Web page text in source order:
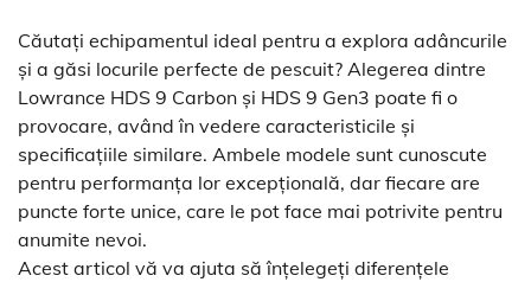
Căutați echipamentul ideal pentru a explora adâncurile
și a găsi locurile perfecte de pescuit? Alegerea dintre
Lowrance HDS 9 Carbon și HDS 9 Gen3 poate fi o
provocare, având în vedere caracteristicile și
specificațiile similare. Ambele modele sunt cunoscute
pentru performanța lor excepțională, dar fiecare are
puncte forte unice, care le pot face mai potrivite pentru
anumite nevoi.
Acest articol vă va ajuta să înțelegeți diferențele